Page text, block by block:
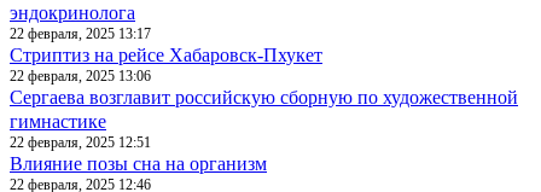
эндокринолога
22 февраля, 2025 13:17
Стриптиз на рейсе Хабаровск-Пхукет
22 февраля, 2025 13:06
Сергаева возглавит российскую сборную по художественной
гимнастике
22 февраля, 2025 12:51
Влияние позы сна на организм
22 февраля, 2025 12:46